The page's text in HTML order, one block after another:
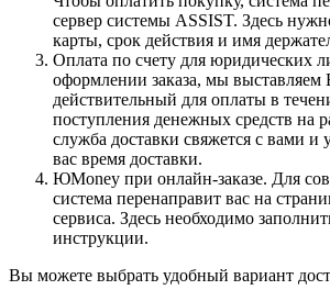
сервер системы ASSIST. Здесь
карты, срок действия и имя
Оплата по счету для юридических
оформлении заказа, мы выставляем
действительный для оплаты в
поступления денежных средств на
служба доставки свяжется с вами и
вас время доставки.
ЮMoney при онлайн-заказе. Для
система перенаправит вас на
сервиса. Здесь необходимо
инструкции.
Вы можете выбрать удобный вариант